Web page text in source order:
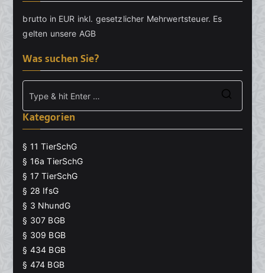
brutto in EUR inkl. gesetzlicher Mehrwertsteuer. Es
gelten unsere AGB
Was suchen Sie?
Kategorien
§ 11 TierSchG
§ 16a TierSchG
§ 17 TierSchG
§ 28 IfsG
§ 3 NhundG
§ 307 BGB
§ 309 BGB
§ 434 BGB
§ 474 BGB